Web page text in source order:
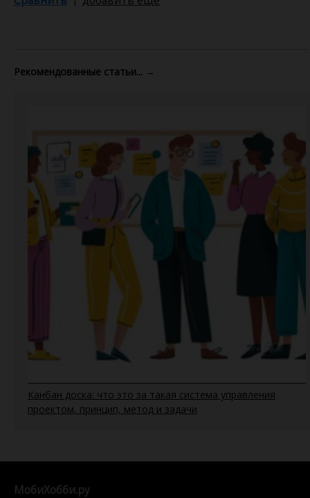
Рекомендованные статьи... →
Канбан доска: что это за такая система управления
проектом, принцип, метод и задачи
МобиХобби.ру